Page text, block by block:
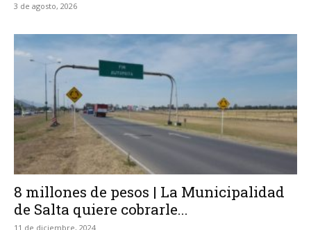
3 de agosto, 2026
8 millones de pesos | La Municipalidad
de Salta quiere cobrarle...
11 de diciembre, 2024